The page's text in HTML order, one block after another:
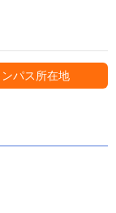
パス所在地